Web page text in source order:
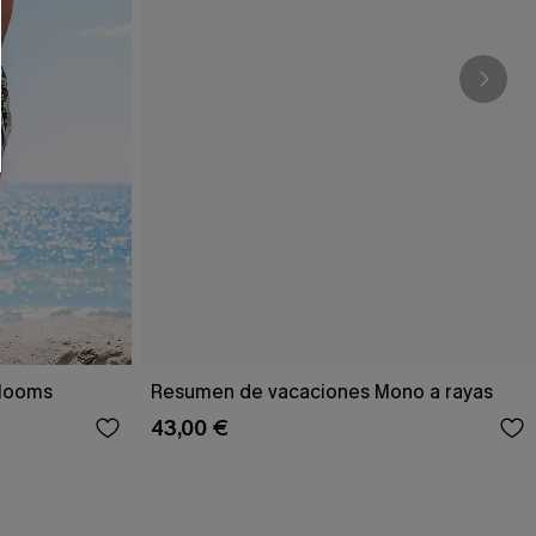
Resumen de vacaciones Mono a rayas
43,00 €
formulario, usted acepta nuestros
de Cupshe en cualquier momento del
compra. Podemos utilizar la
y ofertas adaptados a su perfil.